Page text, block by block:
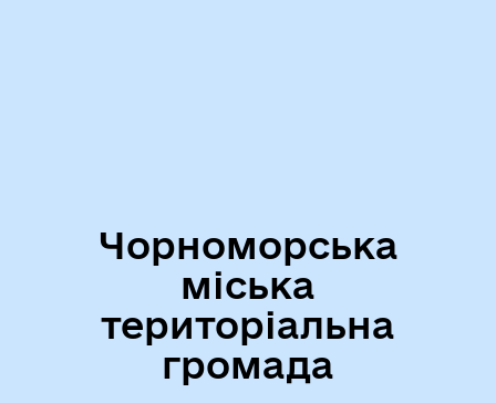
Чорноморська
міська
територіальна
громада